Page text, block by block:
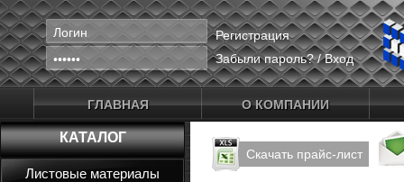
Регистрация
Забыли пароль?/Вход
ГЛАВНАЯ О КОМПАНИИ
КАТАЛОГ
Листовые материалы
Скачать прайс-лист